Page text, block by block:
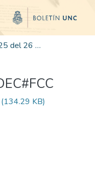
Edición 001/2025 del 26 de mayo de 2025
KB)